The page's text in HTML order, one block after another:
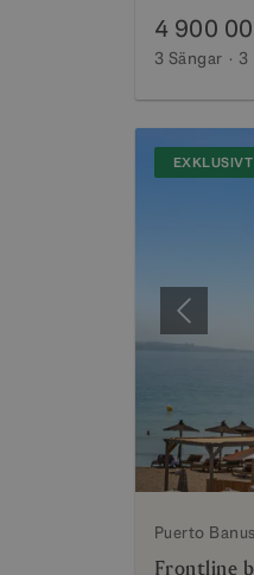
4 900
3 Sängar 3
EXKLUSIVT
Puerto Banus
Frontline